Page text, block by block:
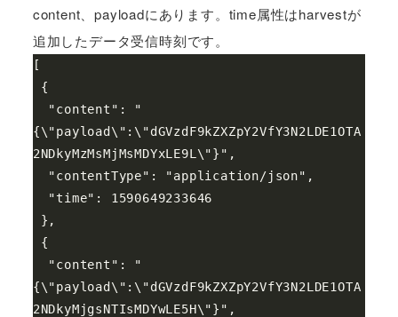
content、payloadにあります。time属性はharvestが
追加したデータ受信時刻です。
[
{\"payload\":\"dGVzdF9kZXZpY2VfY3N2LDE1OTA
2NDkyMzMsMjMsMDYxLE9L\"}",
{\"payload\":\"dGVzdF9kZXZpY2VfY3N2LDE1OTA
2NDkyMjgsNTIsMDYwLE5H\"}",